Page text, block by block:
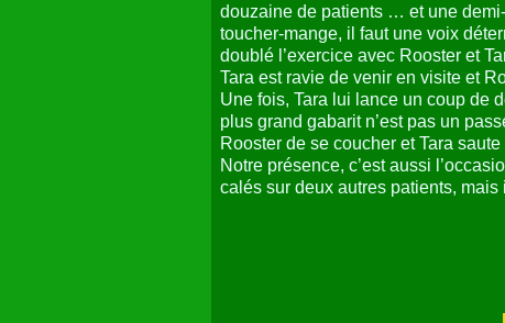
douzaine de patients … et une
toucher-mange, il faut une voix
doublé l’exercice avec Rooster et
Tara est ravie de venir en visite et
Une fois, Tara lui lance un coup de
plus grand gabarit n’est pas un
Rooster de se coucher et Tara
Notre présence, c’est aussi
calés sur deux autres patients,